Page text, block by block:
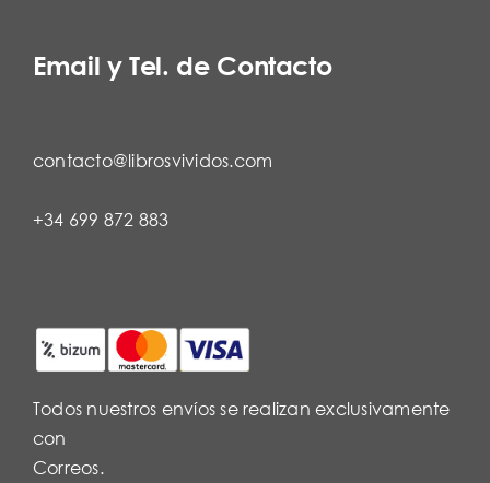
Email y Tel. de Contacto
contacto@librosvividos.com
+34 699 872 883
Todos nuestros envíos se realizan exclusivamente
con
Correos.